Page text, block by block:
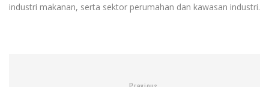
industri makanan, serta sektor perumahan dan kawasan industri.